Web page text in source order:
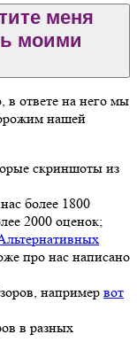
меня
моими
ответе на него мы
нашей
скриншоты из
более 1800
2000 оценок;
про нас написано
например вот
в разных